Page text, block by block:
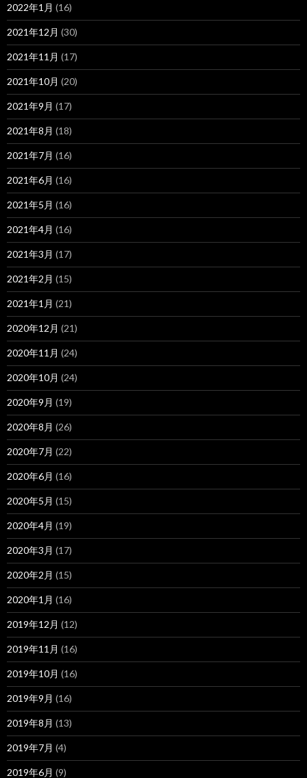
2022年1月 (16)
2021年12月 (30)
2021年11月 (17)
2021年10月 (20)
2021年9月 (17)
2021年8月 (18)
2021年7月 (16)
2021年6月 (16)
2021年5月 (16)
2021年4月 (16)
2021年3月 (17)
2021年2月 (15)
2021年1月 (21)
2020年12月 (21)
2020年11月 (24)
2020年10月 (24)
2020年9月 (19)
2020年8月 (26)
2020年7月 (22)
2020年6月 (16)
2020年5月 (15)
2020年4月 (19)
2020年3月 (17)
2020年2月 (15)
2020年1月 (16)
2019年12月 (12)
2019年11月 (16)
2019年10月 (16)
2019年9月 (16)
2019年8月 (13)
2019年7月 (4)
2019年6月 (9)